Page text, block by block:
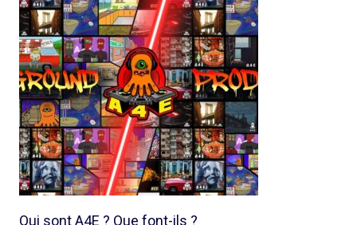
Qui sont A4E ? Que font-ils ?